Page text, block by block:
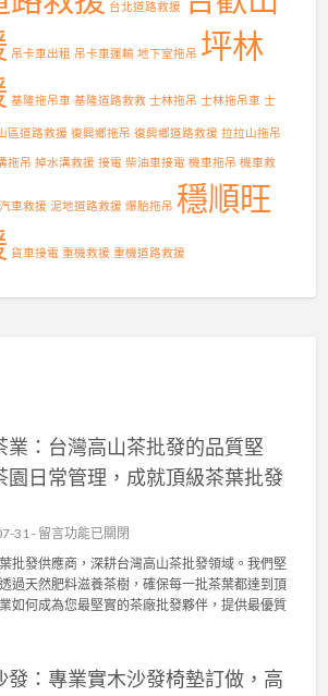
台北道路救援
吊卡車出租 吊卡車運輸 地下室拖吊 坪林
基隆拖吊車 基隆道路救救 士林拖吊 士林拖吊車 士
區道路救援 復興鄉拖吊 復興鄉道路救援 拉拉山拖吊
拖吊 掉水溝救援 接電 柴油車接電 機車拖吊 機車救
汽車救援 泥地道路救援 爆胎拖吊 穩順旺
貨車接電 重機救援 重機道路救援
業：台灣高山茶批發的品質堅
園日常管理，成就頂級茶葉批發
31 - 在
〈
樂
菁
茶
台
留言功能已關閉
批發供應商，深耕台灣高山茶批發領域。我們堅
過天然肥料滋養茶樹，確保每一批茶葉都達到頂
如何成為您最堅實的茶廠批發夥伴，提供最優質
發：專業實木沙發椅墊訂做，高